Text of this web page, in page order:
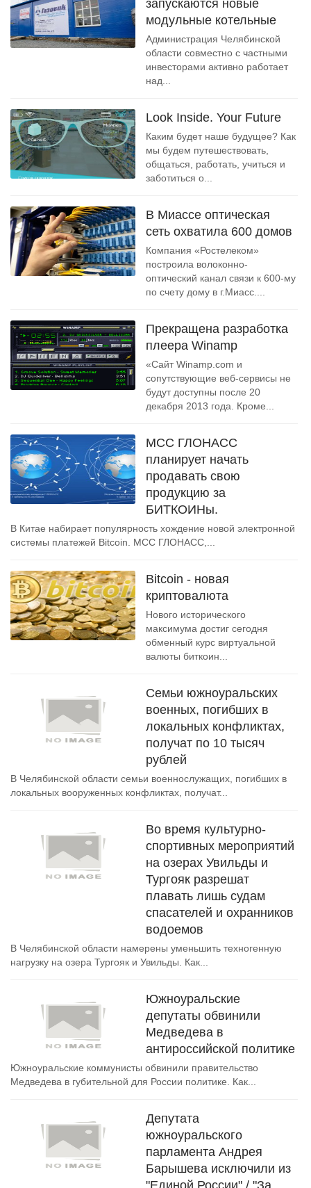
запускаются новые
модульные котельные
Администрация Челябинской
области совместно с частными
инвесторами активно работает
над...
Look Inside. Your Future
Каким будет наше будущее? Как
мы будем путешествовать,
общаться, работать, учиться и
заботиться о...
В Миассе оптическая
сеть охватила 600 домов
Компания «Ростелеком»
построила волоконно-
оптический канал связи к 600-му
по счету дому в г.Миасс....
Прекращена разработка
плеера Winamp
«Сайт Winamp.com и
сопутствующие веб-сервисы не
будут доступны после 20
декабря 2013 года. Кроме...
МСС ГЛОНАСС
планирует начать
продавать свою
продукцию за
БИТКОИНы.
В Китае набирает популярность хождение новой электронной
системы платежей Bitcoin. МСС ГЛОНАСС,...
Bitcoin - новая
криптовалюта
Нового исторического
максимума достиг сегодня
обменный курс виртуальной
валюты биткоин...
Семьи южноуральских
военных, погибших в
локальных конфликтах,
получат по 10 тысяч
рублей
В Челябинской области семьи военнослужащих, погибших в
локальных вооруженных конфликтах, получат...
Во время культурно-
спортивных мероприятий
на озерах Увильды и
Тургояк разрешат
плавать лишь судам
спасателей и охранников
водоемов
В Челябинской области намерены уменьшить техногенную
нагрузку на озера Тургояк и Увильды. Как...
Южноуральские
депутаты обвинили
Медведева в
антироссийской политике
Южноуральские коммунисты обвинили правительство
Медведева в губительной для России политике. Как...
Депутата
южноуральского
парламента Андрея
Барышева исключили из
"Единой России" / "За